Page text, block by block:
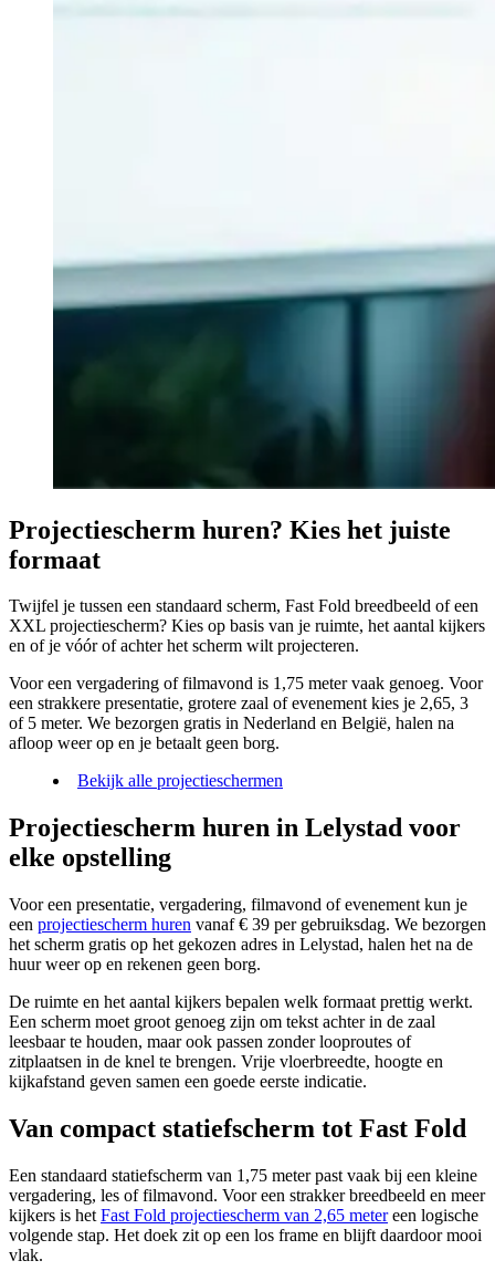
Projectiescherm huren? Kies het juiste
formaat
Twijfel je tussen een standaard scherm, Fast Fold breedbeeld of een
XXL projectiescherm? Kies op basis van je ruimte, het aantal kijkers
en of je vóór of achter het scherm wilt projecteren.
Voor een vergadering of filmavond is 1,75 meter vaak genoeg. Voor
een strakkere presentatie, grotere zaal of evenement kies je 2,65, 3
of 5 meter. We bezorgen gratis in Nederland en België, halen na
afloop weer op en je betaalt geen borg.
Bekijk alle projectieschermen
Projectiescherm huren in Lelystad voor
elke opstelling
Voor een presentatie, vergadering, filmavond of evenement kun je
een projectiescherm huren vanaf € 39 per gebruiksdag. We bezorgen
het scherm gratis op het gekozen adres in Lelystad, halen het na de
huur weer op en rekenen geen borg.
De ruimte en het aantal kijkers bepalen welk formaat prettig werkt.
Een scherm moet groot genoeg zijn om tekst achter in de zaal
leesbaar te houden, maar ook passen zonder looproutes of
zitplaatsen in de knel te brengen. Vrije vloerbreedte, hoogte en
kijkafstand geven samen een goede eerste indicatie.
Van compact statiefscherm tot Fast Fold
Een standaard statiefscherm van 1,75 meter past vaak bij een kleine
vergadering, les of filmavond. Voor een strakker breedbeeld en meer
kijkers is het Fast Fold projectiescherm van 2,65 metereen logische
volgende stap. Het doek zit op een los frame en blijft daardoor mooi
vlak.